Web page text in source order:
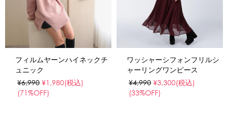
フィルムヤーンハイネックチ
ュニック
¥6,990 ¥1,980(税込)
(71%OFF)
ワッシャーシフォンフリルシ
ャーリングワンピース
¥4,990 ¥3,300(税込)
(33%OFF)